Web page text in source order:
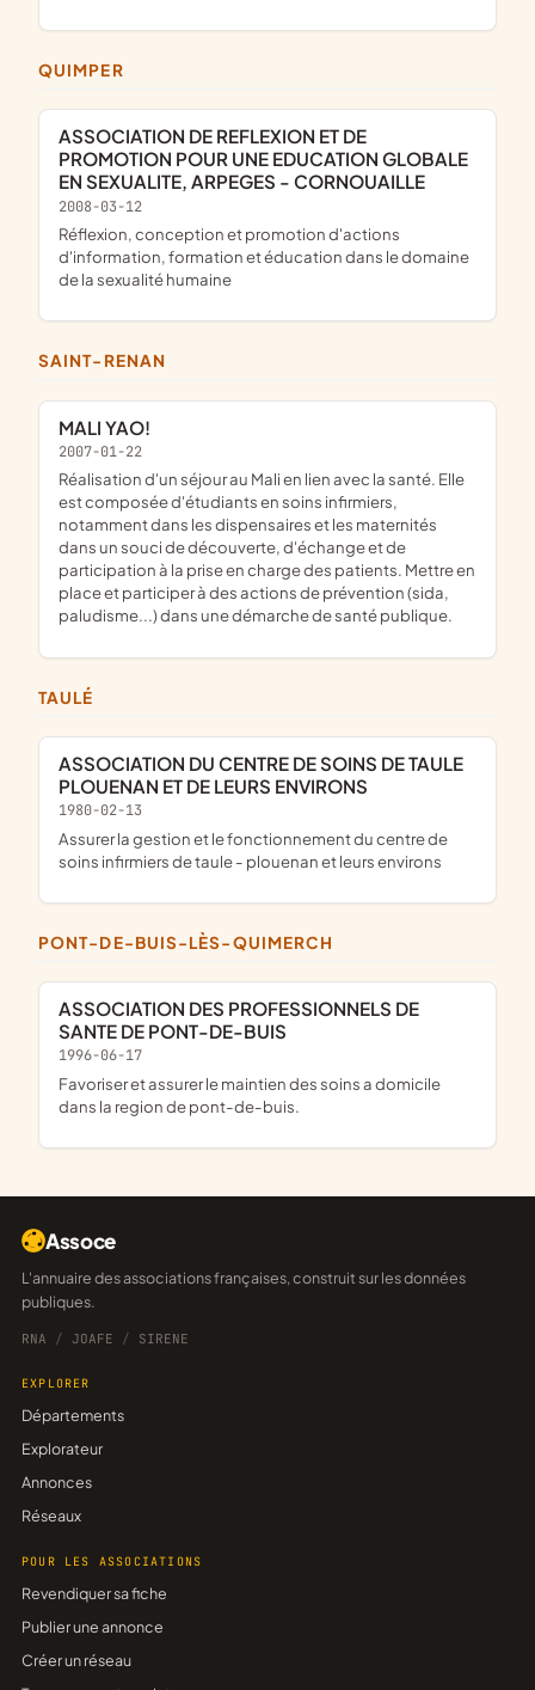
QUIMPER
ASSOCIATION DE REFLEXION ET DE
PROMOTION POUR UNE EDUCATION GLOBALE
EN SEXUALITE, ARPEGES - CORNOUAILLE
2008-03-12
réflexion, conception et promotion d'actions
d'information, formation et éducation dans le domaine
de la sexualité humaine
SAINT-RENAN
MALI YAO!
2007-01-22
Réalisation d'un séjour au Mali en lien avec la santé. Elle
est composée d'étudiants en soins infirmiers,
notamment dans les dispensaires et les maternités
dans un souci de découverte, d'échange et de
participation à la prise en charge des patients. Mettre en
place et participer à des actions de prévention (sida,
paludisme...) dans une démarche de santé publique.
TAULÉ
ASSOCIATION DU CENTRE DE SOINS DE TAULE
PLOUENAN ET DE LEURS ENVIRONS
1980-02-13
assurer la gestion et le fonctionnement du centre de
soins infirmiers de taule - plouenan et leurs environs
PONT-DE-BUIS-LÈS-QUIMERCH
ASSOCIATION DES PROFESSIONNELS DE
SANTE DE PONT-DE-BUIS
1996-06-17
favoriser et assurer le maintien des soins a domicile
dans la region de pont-de-buis.
Assoce
L'annuaire des associations françaises, construit sur les données
publiques.
RNA / JOAFE / SIRENE
EXPLORER
Départements
Explorateur
Annonces
Réseaux
POUR LES ASSOCIATIONS
Revendiquer sa fiche
Publier une annonce
Créer un réseau